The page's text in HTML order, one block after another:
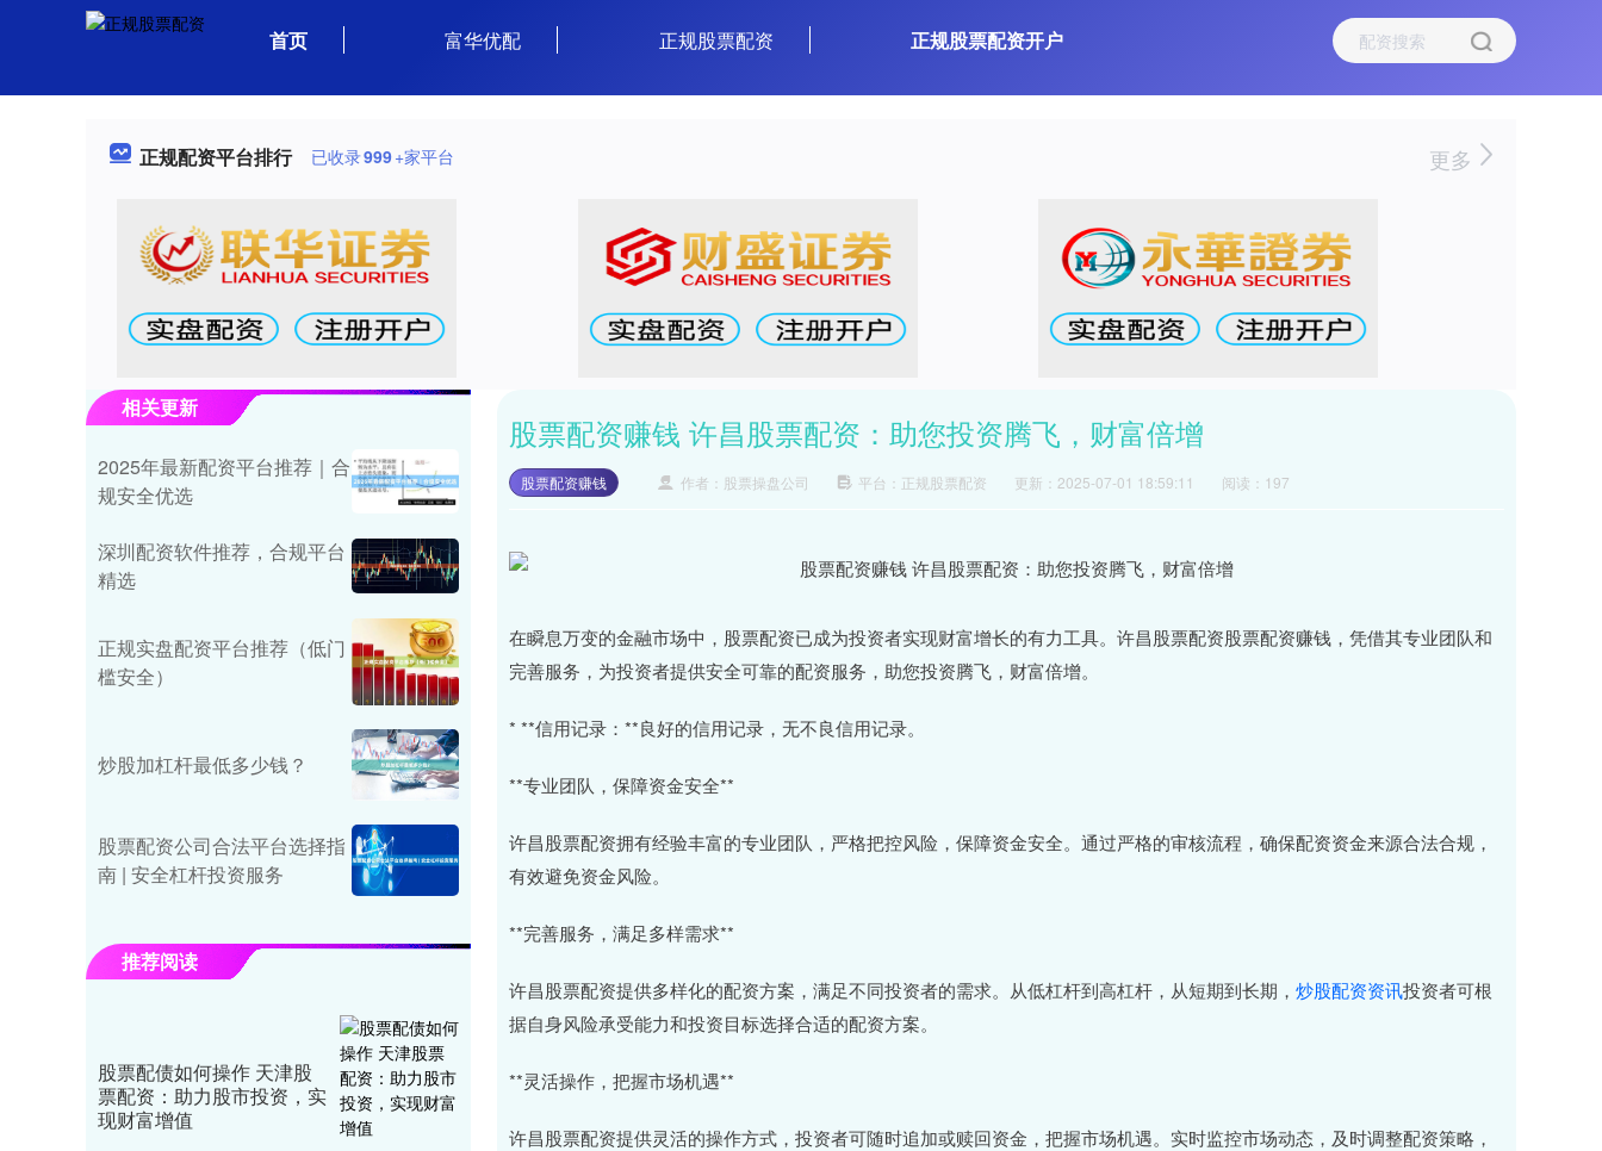
首页 富华优配 正规股票配资 正规股票配资开户
正规配资平台排行 已收录999+家平台 更多
股票配资赚钱 许昌股票配资：助您投资腾飞，财富倍增
股票配资赚钱 作者：股票操盘公司 平台：正规股票配资 更新：2025-07-01 18:59:11 阅读：197
在瞬息万变的金融市场中，股票配资已成为投资者实现财富增长的有力工具。许昌股票配资股票配资赚钱，凭借其专业团队和
完善服务，为投资者提供安全可靠的配资服务，助您投资腾飞，财富倍增。
* **信用记录：**良好的信用记录，无不良信用记录。
**专业团队，保障资金安全**
许昌股票配资拥有经验丰富的专业团队，严格把控风险，保障资金安全。通过严格的审核流程，确保配资资金来源合法合规，
有效避免资金风险。
**完善服务，满足多样需求**
许昌股票配资提供多样化的配资方案，满足不同投资者的需求。从低杠杆到高杠杆，从短期到长期， 炒股配资资讯投资者可根
据自身风险承受能力和投资目标选择合适的配资方案。
**灵活操作，把握市场机遇**
许昌股票配资提供灵活的操作方式，投资者可随时追加或赎回资金，把握市场机遇。实时监控市场动态，及时调整配资策略，
相关更新
2025年最新配资平台推荐｜合
规安全优选
深圳配资软件推荐，合规平台
精选
正规实盘配资平台推荐（低门
槛安全）
炒股加杠杆最低多少钱？
股票配资公司合法平台选择指
南 | 安全杠杆投资服务
推荐阅读
股票配债如何操作 天津股
票配资：助力股市投资，实
现财富增值